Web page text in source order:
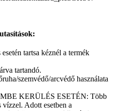
tartsa kéznél a termék
tartandó.
szemvédő/arcvédő használata
KERÜLÉS ESETÉN: Több
Adott esetben a